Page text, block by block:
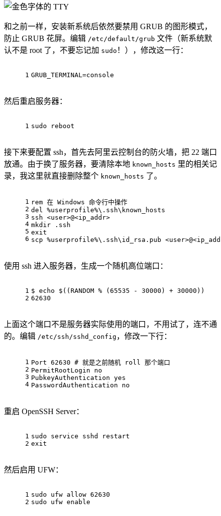
和之前一样，安装新系统后依然要禁用 GRUB 的图形模式，
防止 GRUB 花屏。编辑 /etc/default/grub 文件（新系统默
认不是 root 了，不要忘记加 sudo ！），修改这一行：
1 GRUB_TERMINAL=console
然后重启服务器：
1 sudo reboot
接下来要配置 ssh，首先去阿里云控制台的防火墙，把 22 端口
放通。由于换了服务器，要清除本地 known_hosts 里的相关记
录，我这里就直接删除整个 known_hosts 了。
1
2
3
4
5
6
rem 在 Windows 命令行中操作
del %userprofile%\.ssh\known_hosts
ssh <user>@<ip_addr>
mkdir .ssh
exit
scp %userprofile%\.ssh\id_rsa.pub
使用 ssh 进入服务器，生成一个随机高位端口：
1
2
$ echo $((RANDOM % (65535 - 30000) + 30000))
62630
上面这个端口不是服务器实际使用的端口，不用试了，连不通
的。编辑 /etc/ssh/sshd_config ，修改一下行：
1
2
3
4
Port 62630 # 就是之前随机 roll 那个端口
PermitRootLogin no
PubkeyAuthentication yes
PasswordAuthentication no
重启 OpenSSH Server：
1
2
sudo service sshd restart
exit
然后启用 UFW：
1
2
sudo ufw allow 62630
sudo ufw enable